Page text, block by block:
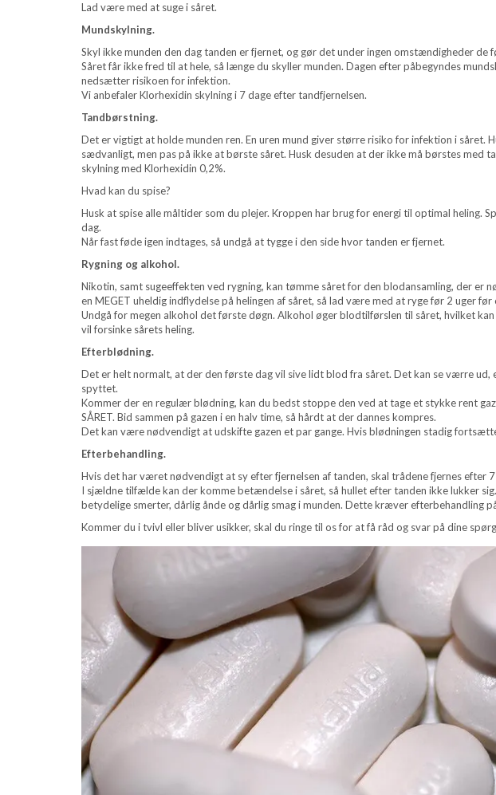
Lad være med at suge i såret.
Mundskylning.
Skyl ikke munden den dag tanden er fjernet, og gør det under ingen omstændigheder
Såret får ikke fred til at hele, så længe du skyller munden. Dagen efter påbegyndes
nedsætter risikoen for infektion.
Vi anbefaler Klorhexidin skylning i 7 dage efter tandfjernelsen.
Tandbørstning.
Det er vigtigt at holde munden ren. En uren mund giver større risiko for infektion i såret.
sædvanligt, men pas på ikke at børste såret. Husk desuden at der ikke må børstes med
skylning med Klorhexidin 0,2%.
Hvad kan du spise?
Husk at spise alle måltider som du plejer. Kroppen har brug for energi til optimal heling.
dag.
Når fast føde igen indtages, så undgå at tygge i den side hvor tanden er fjernet.
Rygning og alkohol.
Nikotin, samt sugeeffekten ved rygning, kan tømme såret for den blodansamling, der er
en MEGET uheldig indflydelse på helingen af såret, så lad være med at ryge før 2 uger
Undgå for megen alkohol det første døgn. Alkohol øger blodtilførslen til såret, hvilket
vil forsinke sårets heling.
Efterblødning.
Det er helt normalt, at der den første dag vil sive lidt blod fra såret. Det kan se værre ud,
spyttet.
Kommer der en regulær blødning, kan du bedst stoppe den ved at tage et stykke rent
SÅRET. Bid sammen på gazen i en halv time, så hårdt at der dannes kompres.
Det kan være nødvendigt at udskifte gazen et par gange. Hvis blødningen stadig
Efterbehandling.
Hvis det har været nødvendigt at sy efter fjernelsen af tanden, skal trådene fjernes efter 7
I sjældne tilfælde kan der komme betændelse i såret, så hullet efter tanden ikke lukker
betydelige smerter, dårlig ånde og dårlig smag i munden. Dette kræver efterbehandling
Kommer du i tvivl eller bliver usikker, skal du ringe til os for at få råd og svar på dine